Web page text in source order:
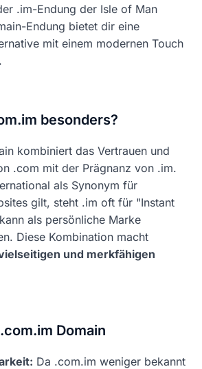
.im-Endung der Isle of Man
Endung bietet dir eine
mit einem modernen Touch
besonders?
kombiniert das Vertrauen und
.com mit der Prägnanz von .im.
als Synonym für
gilt, steht .im oft für "Instant
als persönliche Marke
Diese Kombination macht
und merkfähigen
Domain
Da .com.im weniger bekannt